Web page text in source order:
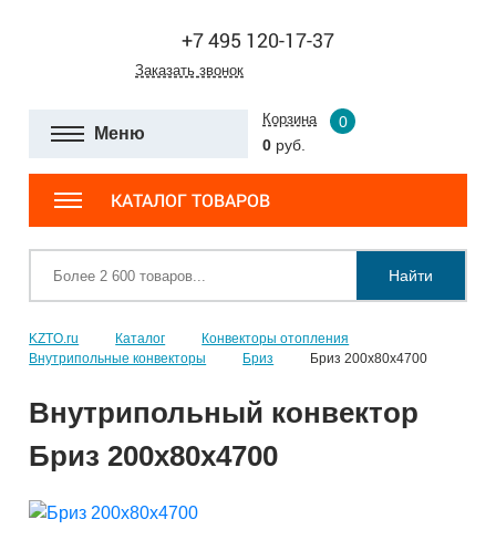
+7 495 120-17-37
Заказать звонок
Меню
Корзина
0
0 руб.
КАТАЛОГ ТОВАРОВ
Найти
KZTO.ru Каталог
Конвекторы отопления
Внутрипольные конвекторы
Бриз Бриз 200х80х4700
Внутрипольный конвектор
Бриз 200х80х4700